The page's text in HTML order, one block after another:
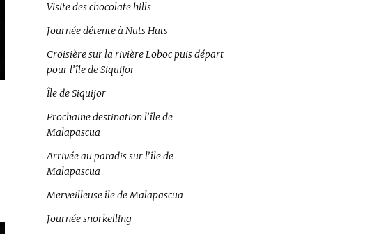
Visite des chocolate hills
Journée détente à Nuts Huts
Croisière sur la rivière Loboc puis départ
pour l’île de Siquijor
Île de Siquijor
Prochaine destination l’île de
Malapascua
Arrivée au paradis sur l’île de
Malapascua
Merveilleuse île de Malapascua
Journée snorkelling